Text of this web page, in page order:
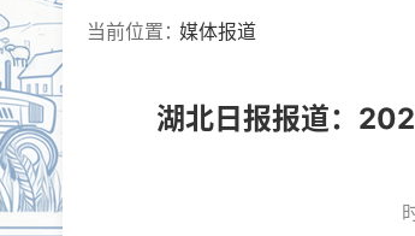
当前位置：媒体报道
湖北日报报道：